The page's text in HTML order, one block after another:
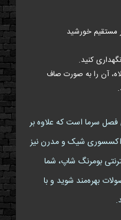
مستقیم خورشید
کنید.
آن را به صورت صاف
فصل سرما است که علاوه بر
اکسسوری شیک و مدرن نیز
بومرنگ شاپ، شما
بهره‌مند شوید و با